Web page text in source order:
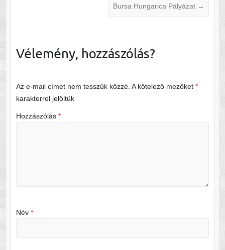
Bursa Hungarica Pályázat →
Vélemény, hozzászólás?
Az e-mail címet nem tesszük közzé. A kötelező mezőket *
karakterrel jelöltük
Hozzászólás *
Név *